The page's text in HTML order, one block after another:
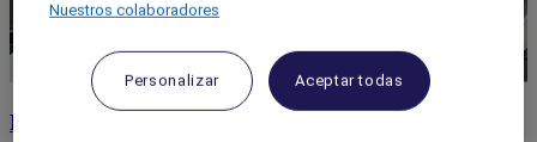
Reuniones
Nuestros colaboradores
Personalizar Aceptar todas